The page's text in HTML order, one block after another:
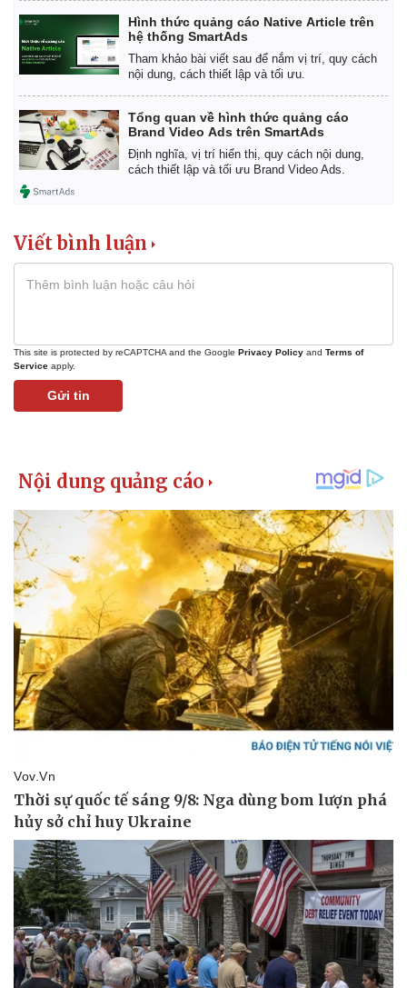
Pháp luật
Vụ án
Tin nóng
Tư vấn luật
Vũ khí
Phân tích
Hình thức quảng cáo Native Article trên
hệ thống SmartAds
Tham khảo bài viết sau để nắm vị trí, quy cách
nội dung, cách thiết lập và tối ưu.
Tổng quan về hình thức quảng cáo
Brand Video Ads trên SmartAds
Định nghĩa, vị trí hiển thị, quy cách nội dung,
cách thiết lập và tối ưu Brand Video Ads.
Viết bình luận
This site is protected by reCAPTCHA and the Google Privacy Policy and Terms of
Service apply.
Gửi tin